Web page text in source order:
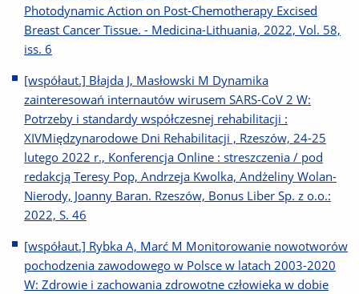
Photodynamic Action on Post-Chemotherapy Excised
Breast Cancer Tissue. - Medicina-Lithuania, 2022, Vol. 58,
iss. 6
[współaut.] Błajda J, Masłowski M Dynamika
zainteresowań internautów wirusem SARS-CoV 2 W:
Potrzeby i standardy współczesnej rehabilitacji :
XIVMiędzynarodowe Dni Rehabilitacji , Rzeszów, 24-25
lutego 2022 r., Konferencja Online : streszczenia / pod
redakcją Teresy Pop, Andrzeja Kwolka, Andżeliny Wolan-
Nierody, Joanny Baran. Rzeszów, Bonus Liber Sp. z o.o.:
2022, S. 46
[współaut.] Rybka A, Marć M Monitorowanie nowotworów
pochodzenia zawodowego w Polsce w latach 2003-2020
W: Zdrowie i zachowania zdrowotne człowieka w dobie